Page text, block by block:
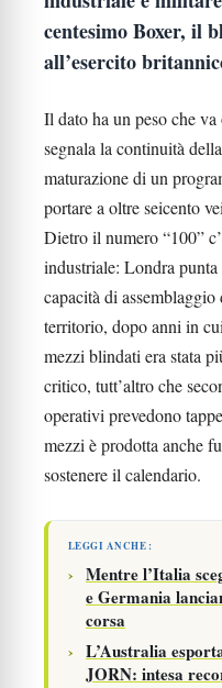
centesimo Boxer, il
all’esercito
Il dato ha un peso che
segnala la continuità
maturazione di un
portare a oltre seicento
Dietro il numero “100”
industriale: Londra
capacità di
territorio, dopo anni in
mezzi blindati era stata
critico, tutt’altro che
operativi prevedono
mezzi è prodotta anche
sostenere il calendario.
LEGGI ANCHE :
Mentre l’Italia
e Germania
corsa
L’Australia
JORN: intesa